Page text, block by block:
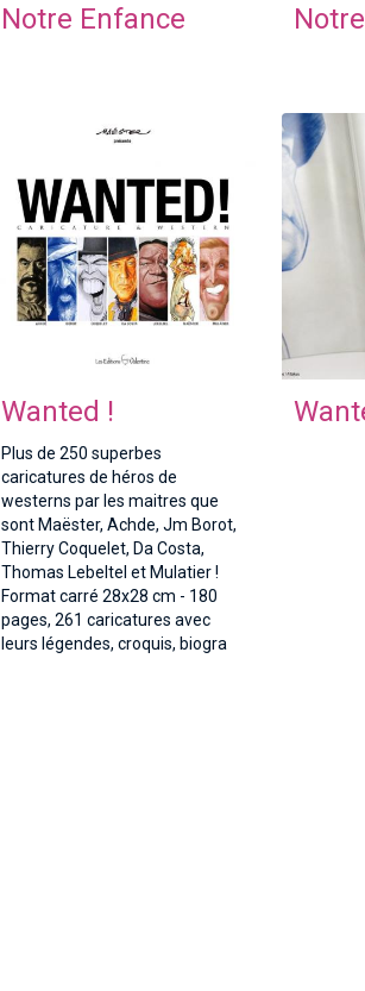
Notre Enfance
Wanted !
Plus de 250 superbes
caricatures de héros de
westerns par les maitres que
sont Maëster, Achde, Jm Borot,
Thierry Coquelet, Da Costa,
Thomas Lebeltel et Mulatier !
Format carré 28x28 cm - 180
pages, 261 caricatures avec
leurs légendes, croquis, biogra